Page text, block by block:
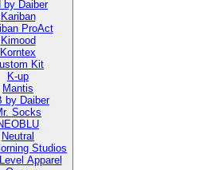
by Daiber
Kariban
ProAct
Kimood
Korntex
Kit
K-up
Mantis
by Daiber
Socks
Neutral
Studios
Apparel